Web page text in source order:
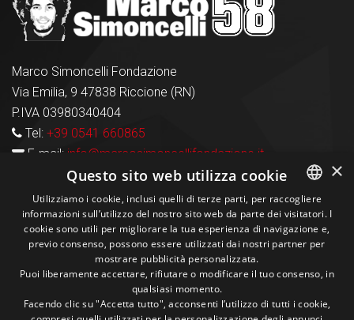
Marco Simoncelli Fondazione
Via Emilia, 9 47838 Riccione (RN)
P.IVA 03980340404
Tel: +39 0541 660865
E-mail: info@marcosimoncellifondazione.it
Carte Accettate
Seguici sui social
1M 13k 10+ 300+
ITALIAN
ENGLISH
×
Questo sito web utilizza cookie
Utilizziamo i cookie, inclusi quelli di terze parti, per raccogliere
informazioni sull’utilizzo del nostro sito web da parte dei visitatori. I
cookie sono utili per migliorare la tua esperienza di navigazione e,
previo consenso, possono essere utilizzati dai nostri partner per
mostrare pubblicità personalizzata.
Puoi liberamente accettare, rifiutare o modificare il tuo consenso, in
qualsiasi momento.
Facendo clic su "Accetta tutto", acconsenti l’utilizzo di tutti i cookie,